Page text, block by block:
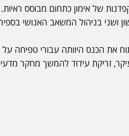
של אימון כתחום מבוסס ראיות.
ושני בניהול המשאב האנושי
את הכנס היוותה עבורי טפיחה
זריקת עידוד להמשך מחקר